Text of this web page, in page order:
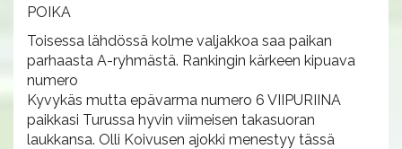
POIKA
Toisessa lähdössä kolme valjakkoa saa paikan
parhaasta A-ryhmästä. Rankingin kärkeen kipuava
numero
Kyvykäs mutta epävarma numero 6 VIIPURIINA
paikkasi Turussa hyvin viimeisen takasuoran
laukkansa. Olli Koivusen ajokki menestyy tässä